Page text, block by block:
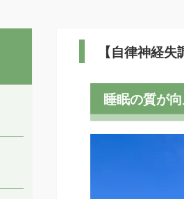
【自律神経
睡眠の質が